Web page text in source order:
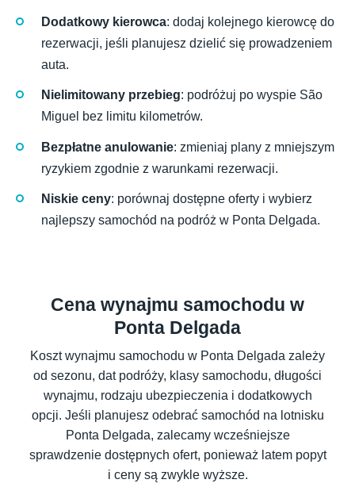
Dodatkowy kierowca: dodaj kolejnego kierowcę do
rezerwacji, jeśli planujesz dzielić się prowadzeniem
auta.
Nielimitowany przebieg: podróżuj po wyspie São
Miguel bez limitu kilometrów.
Bezpłatne anulowanie: zmieniaj plany z mniejszym
ryzykiem zgodnie z warunkami rezerwacji.
Niskie ceny: porównaj dostępne oferty i wybierz
najlepszy samochód na podróż w Ponta Delgada.
Cena wynajmu samochodu w
Ponta Delgada
Koszt wynajmu samochodu w Ponta Delgada zależy
od sezonu, dat podróży, klasy samochodu, długości
wynajmu, rodzaju ubezpieczenia i dodatkowych
opcji. Jeśli planujesz odebrać samochód na lotnisku
Ponta Delgada, zalecamy wcześniejsze
sprawdzenie dostępnych ofert, ponieważ latem popyt
i ceny są zwykle wyższe.